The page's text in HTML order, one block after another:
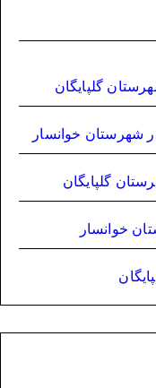
گلپایگان
شهرستان خوانسار
گلپایگان
خوانسار